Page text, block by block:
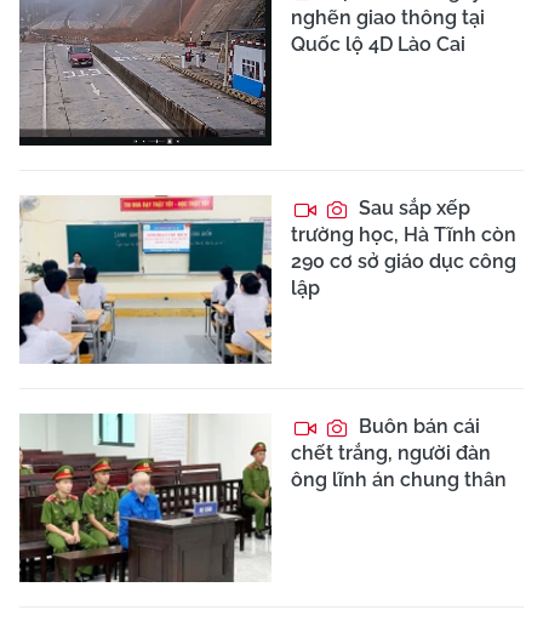
nghẽn giao thông tại
Quốc lộ 4D Lào Cai
Sau sắp xếp
trường học, Hà Tĩnh còn
290 cơ sở giáo dục công
lập
Buôn bán cái
chết trắng, người đàn
ông lĩnh án chung thân